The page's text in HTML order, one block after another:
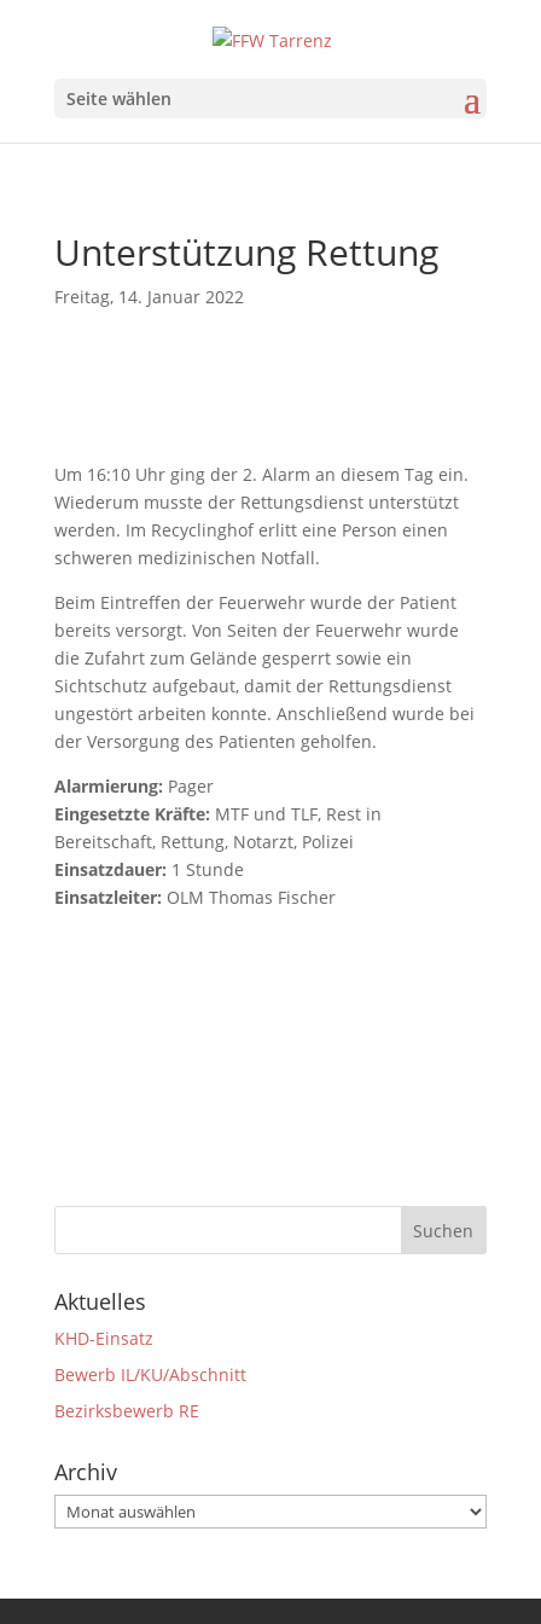
Seite wählen
Unterstützung Rettung
Freitag, 14. Januar 2022
Um 16:10 Uhr ging der 2. Alarm an diesem Tag ein.
Wiederum musste der Rettungsdienst unterstützt
werden. Im Recyclinghof erlitt eine Person einen
schweren medizinischen Notfall.
Beim Eintreffen der Feuerwehr wurde der Patient
bereits versorgt. Von Seiten der Feuerwehr wurde
die Zufahrt zum Gelände gesperrt sowie ein
Sichtschutz aufgebaut, damit der Rettungsdienst
ungestört arbeiten konnte. Anschließend wurde bei
der Versorgung des Patienten geholfen.
Alarmierung: Pager
Eingesetzte Kräfte: MTF und TLF, Rest in
Bereitschaft, Rettung, Notarzt, Polizei
Einsatzdauer: 1 Stunde
Einsatzleiter: OLM Thomas Fischer
Aktuelles
KHD-Einsatz
Bewerb IL/KU/Abschnitt
Bezirksbewerb RE
Archiv
Archiv